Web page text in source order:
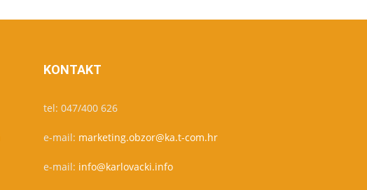
KONTAKT
tel: 047/400 626
e-mail: marketing.obzor@ka.t-com.hr
e-mail: info@karlovacki.info